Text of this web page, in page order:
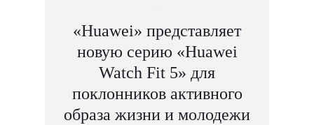
«Huawei» представляет
новую серию «Huawei
Watch Fit 5» для
поклонников активного
образа жизни и молодежи